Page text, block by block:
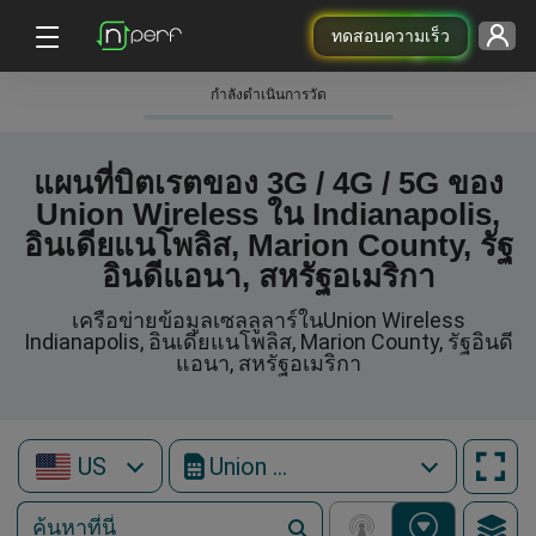
ทดสอบความเร็ว
กําลังดําเนินการวัด
แผนที่บิตเรตของ 3G / 4G / 5G ของ
Union Wireless ใน Indianapolis,
อินเดียแนโพลิส, Marion County, รัฐ
อินดีแอนา, สหรัฐอเมริกา
เครือข่ายข้อมูลเซลลูลาร์ในUnion Wireless
Indianapolis, อินเดียแนโพลิส, Marion County, รัฐอินดี
แอนา, สหรัฐอเมริกา
US Union Wireless